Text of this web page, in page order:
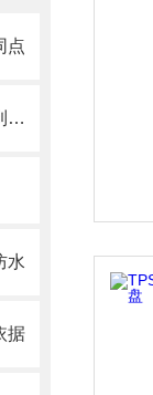
点
办公室LED格栅灯盘与LED平板灯到底有什么区别？
水
据